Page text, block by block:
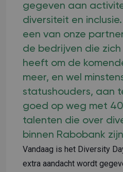
gegeven aan
diversiteit en
een van onze
de bedrijven die
heeft om de
meer, en wel
statushouders, aan
goed op weg met
talenten die over
binnen Rabobank
Vandaag is het Diversity
extra aandacht wordt